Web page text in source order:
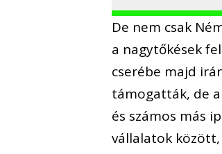
De nem csak
a nagytőkések
cserébe majd
támogatták, de
és számos más
vállalatok között,